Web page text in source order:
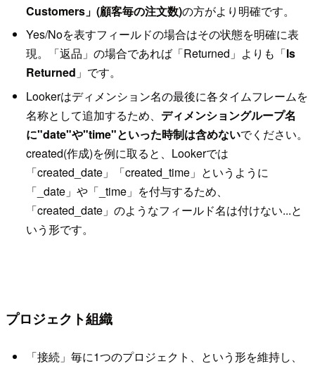
Customers」(顧客毎の注文数)の方がより明確です。
Yes/Noを表すフィールドの場合はその状態を明確に表
現。「返品」の場合であれば「Returned」よりも「Is
Returned 」です。
Lookerはディメンション名の最後に各タイムフレームを
名称として追加するため、 ディメンショングループ名
に"date"や"time"といった時制は含めないでください。
created(作成)を例に取ると、Lookerでは
「created_date」「created_time」というように
「_date」や「_time」を付与するため、
「created_date」のようなフィールド名は付けない...と
いう形です。
プロジェクト組織
「接続」毎に1つのプロジェクト、という形を維持し、